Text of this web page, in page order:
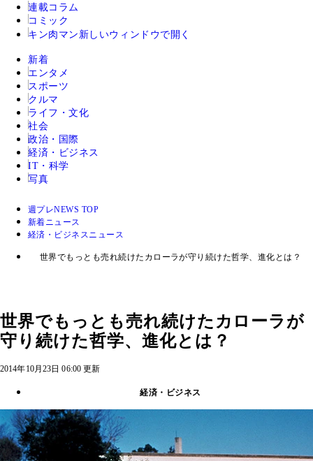
連載コラム
コミック
キン肉マン 新しいウィンドウで開く
新着
エンタメ
スポーツ
クルマ
ライフ・文化
社会
政治・国際
経済・ビジネス
IT・科学
写真
週プレNEWS TOP
新着ニュース
経済・ビジネスニュース
世界でもっとも売れ続けたカローラが守り続けた哲学、進化とは？
世界でもっとも売れ続けたカローラが
守り続けた哲学、進化とは？
2014年10月23日 06:00 更新
経済・ビジネス